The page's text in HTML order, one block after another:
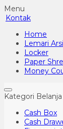
Menu
Kontak
Home
Lemari
Locker
Paper
Money
Kategori Belanja
Cash Box
Cash